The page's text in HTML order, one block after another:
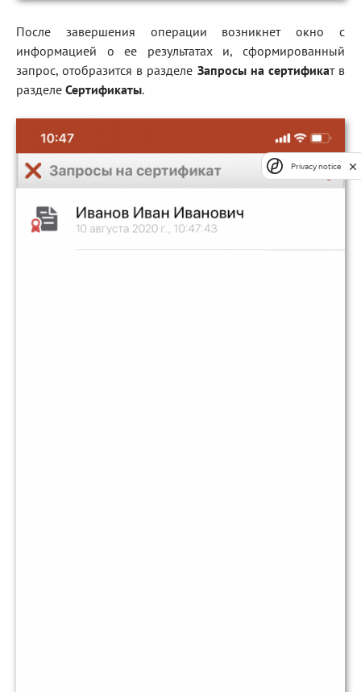
После завершения операции возникнет окно с
информацией о ее результатах и, сформированный
запрос, отобразится в разделе Запросы на сертификат в
разделе Сертификаты.
Privacy notice